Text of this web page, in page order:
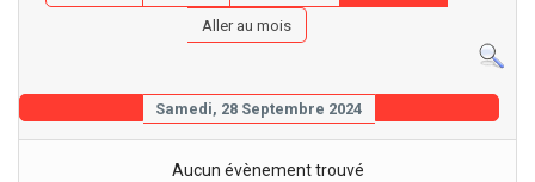
Aller au mois
Samedi, 28 Septembre 2024
Aucun évènement trouvé